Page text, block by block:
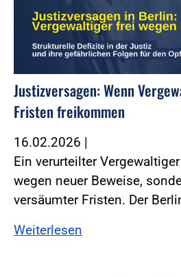
Justizversagen: Wenn
Fristen freikommen
16.02.2026 |
Ein verurteilter
wegen neuer Beweise,
versäumter Fristen. Der
Weiterlesen